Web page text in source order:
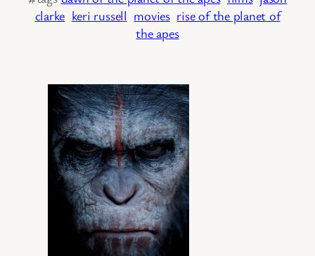
clarke keri russell movies rise of the planet of
the apes